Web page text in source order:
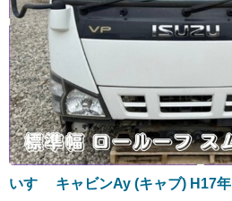
いすゞ キャビンAy (キャブ) H17年